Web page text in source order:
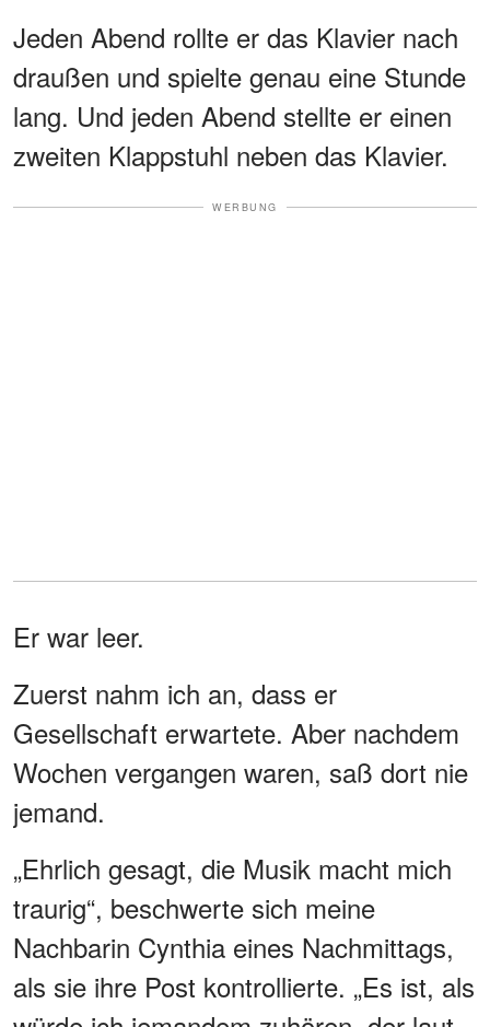
Jeden Abend rollte er das Klavier nach
draußen und spielte genau eine Stunde
lang. Und jeden Abend stellte er einen
zweiten Klappstuhl neben das Klavier.
WERBUNG
Er war leer.
Zuerst nahm ich an, dass er
Gesellschaft erwartete. Aber nachdem
Wochen vergangen waren, saß dort nie
jemand.
„Ehrlich gesagt, die Musik macht mich
traurig“, beschwerte sich meine
Nachbarin Cynthia eines Nachmittags,
als sie ihre Post kontrollierte. „Es ist, als